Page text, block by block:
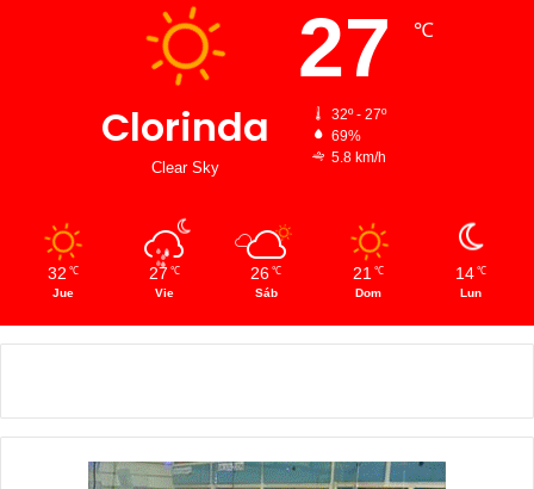
Clorinda
Clear Sky
27 ℃
32º - 27º
69%
5.8 km/h
32 ℃
Jue
27 ℃
Vie
26 ℃
Sáb
21 ℃
Dom
14 ℃
Lun